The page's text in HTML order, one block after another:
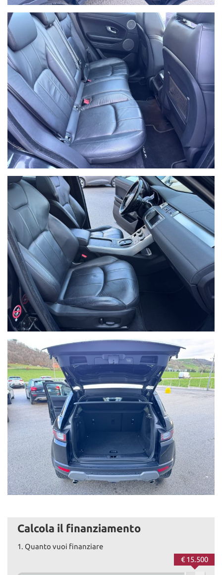
Calcola il finanziamento
1. Quanto vuoi finanziare
€ 15.500